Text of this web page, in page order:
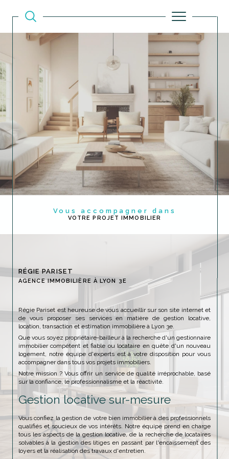
Vous accompagner dans
VOTRE PROJET IMMOBILIER
RÉGIE PARISET
AGENCE IMMOBILIÈRE À LYON 3E
Régie Pariset est heureuse de vous accueillir sur son site internet et
de vous proposer ses services en matière de gestion locative,
location, transaction et estimation immobilière à Lyon 3e.
Que vous soyez propriétaire-bailleur à la recherche d'un gestionnaire
immobilier compétent et fiable ou locataire en quête d'un nouveau
logement, notre équipe d'experts est à votre disposition pour vous
accompagner dans tous vos projets immobiliers.
Notre mission ? Vous offrir un service de qualité irréprochable, basé
sur la confiance, le professionnalisme et la réactivité.
Gestion locative sur-mesure
Vous confiez la gestion de votre bien immobilier à des professionnels
qualifiés et soucieux de vos intérêts. Notre équipe prend en charge
tous les aspects de la gestion locative, de la recherche de locataires
solvables à la gestion des litiges en passant par l'encaissement des
loyers et la réalisation des travaux d'entretien.